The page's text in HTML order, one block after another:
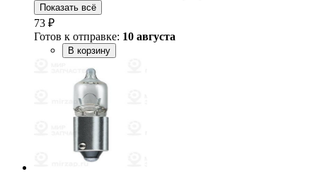
Показать всё
73 ₽
Готов к отправке: 10 августа
В корзину